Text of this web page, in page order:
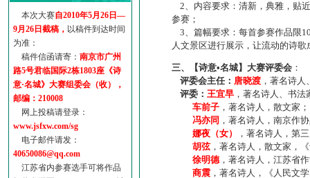
参赛作品多达5000多首
“诗意·名城”晒诗会
特别通知--致广大诗词爱好...
本次大赛自2010年5月26日—
9月26日截稿， 以稿件到达时间
为准：
稿件信函请寄： 南京市广州
路5号君临国际2栋1803座《诗
意·名城》大赛组委会（收），
邮编：210008
网上投稿请登录：
www.jsfxw.com/sg
电子邮件请发：
40650086@qq.com
江苏省内参赛选手可将作品
2、内容要求：清新，典雅，贴
参赛；
3、篇幅要求：每首参赛作品限
人文景区进行展示，让流动的诗
三、【诗意•名城】大赛评委会 ：
评委会主任： 唐晓渡 ，著名诗
评委： 王宜早 ，著名诗人、书
车前子 ，著名诗人，散文家；
冯亦同 ，著名诗人，南京作
娜夜（女）
，著名诗人，第
胡弦，著名诗人，散文家，
徐明德，著名诗人，江苏省
商震 ，著名诗人，《人民文